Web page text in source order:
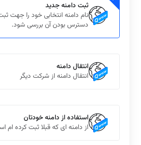
ثبت دامنه جدید
نام دامنه انتخابی خود را جهت
دسترس بودن آن بررسی شود.
انتقال دامنه
انتقال دامنه از شرکت دیگر
استفاده از دامنه خودتان
از دامنه ای که قبلا ثبت کرده ام